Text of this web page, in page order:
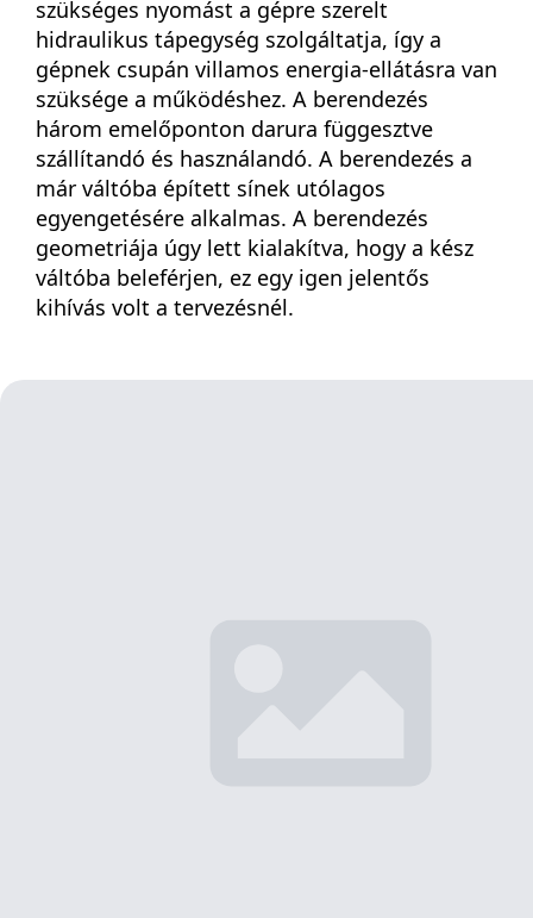
szükséges nyomást a gépre szerelt
hidraulikus tápegység szolgáltatja, így a
gépnek csupán villamos energia-ellátásra van
szüksége a működéshez. A berendezés
három emelőponton darura függesztve
szállítandó és használandó. A berendezés a
már váltóba épített sínek utólagos
egyengetésére alkalmas. A berendezés
geometriája úgy lett kialakítva, hogy a kész
váltóba beleférjen, ez egy igen jelentős
kihívás volt a tervezésnél.